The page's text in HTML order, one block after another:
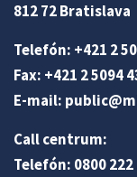
812 72 Bratislava
Telefón: +421 2
Fax: +421 2 5094
E-mail:
Call centrum:
Telefón: 0800 222